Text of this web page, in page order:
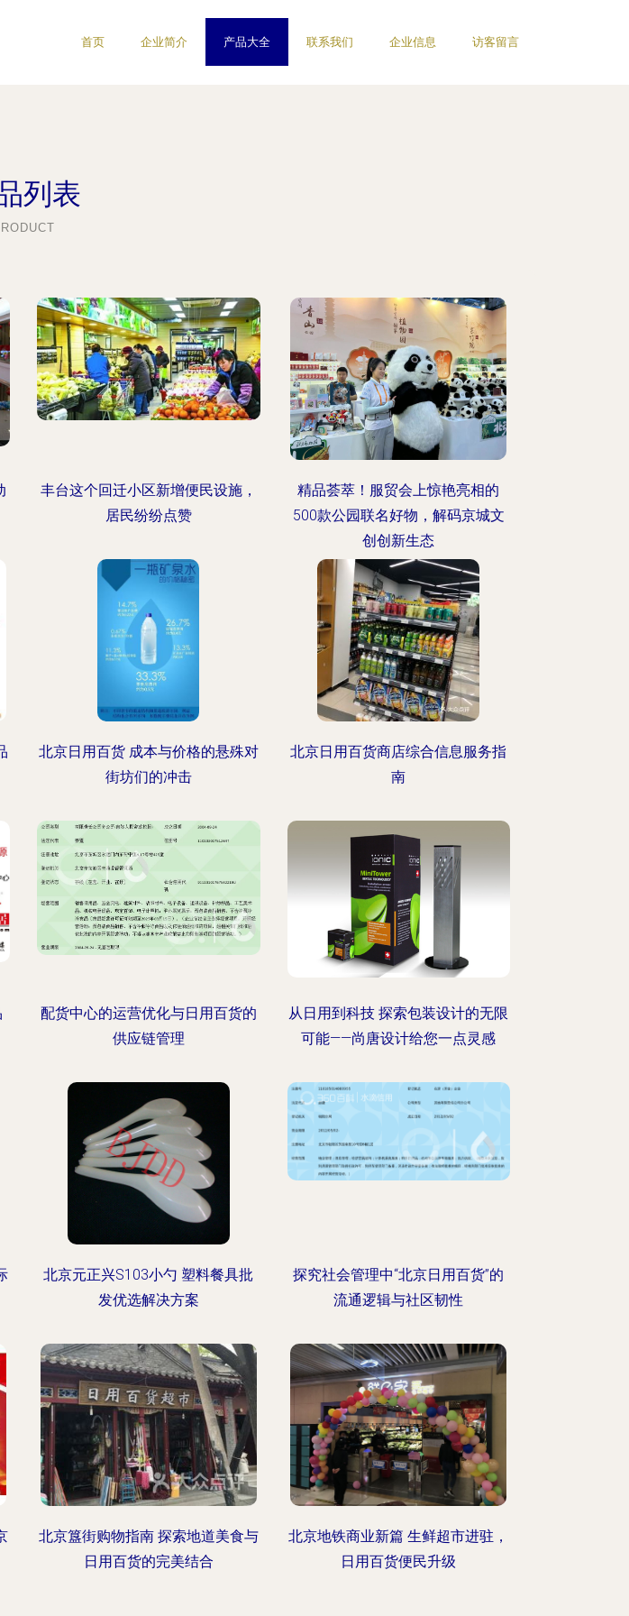
首页 企业简介 产品大全 联系我们 企业信息 访客留言
列表
丰台这个回迁小区新增便民设施，
居民纷纷点赞
精品荟萃！服贸会上惊艳亮相的
500款公园联名好物，解码京城文
创创新生态
北京日用百货 成本与价格的悬殊对
街坊们的冲击
北京日用百货商店综合信息服务指
南
配货中心的运营优化与日用百货的
供应链管理
从日用到科技 探索包装设计的无限
可能——尚唐设计给您一点灵感
北京元正兴S103小勺 塑料餐具批
发优选解决方案
探究社会管理中“北京日用百货”的
流通逻辑与社区韧性
北京簋街购物指南 探索地道美食与
日用百货的完美结合
北京地铁商业新篇 生鲜超市进驻，
日用百货便民升级